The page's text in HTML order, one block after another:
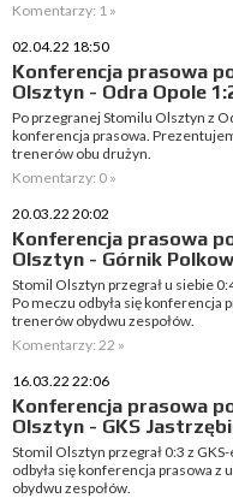
Komentarzy: 1 »
02.04.22 18:50
Konferencja prasowa
Olsztyn - Odra Opole
Po przegranej Stomilu Olsztyn z
konferencja prasowa.
trenerów obu drużyn.
Komentarzy: 0 »
20.03.22 20:02
Konferencja prasowa
Olsztyn - Górnik
Stomil Olsztyn przegrał u siebie
Po meczu odbyła się konferencja
trenerów obydwu zespołów.
Komentarzy: 22 »
16.03.22 22:06
Konferencja prasowa
Olsztyn - GKS
Stomil Olsztyn przegrał 0:3 z
odbyła się konferencja prasowa z
obydwu zespołów.